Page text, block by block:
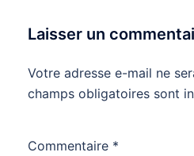
Laisser un
Votre adresse e-mail ne
champs obligatoires sont
Commentaire *